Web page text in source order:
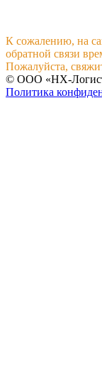
К сожалению, на
обратной связи
Пожалуйста,
© ООО «НХ-
Политика